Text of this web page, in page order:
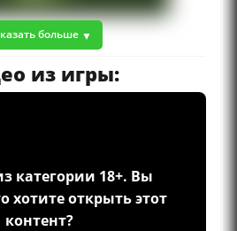
больше
из игры:
категории 18+. Вы
хотите открыть этот
контент?